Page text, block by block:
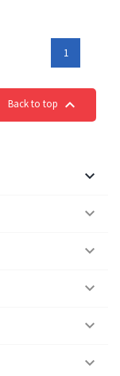
1
Back to top 





